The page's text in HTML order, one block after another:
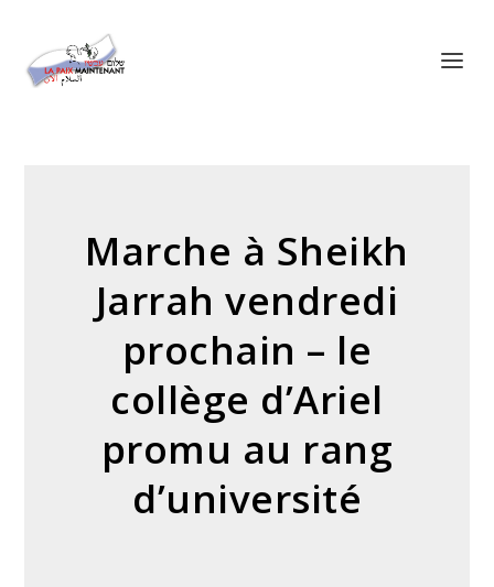
Marche à Sheikh
Jarrah vendredi
prochain – le
collège d’Ariel
promu au rang
d’université